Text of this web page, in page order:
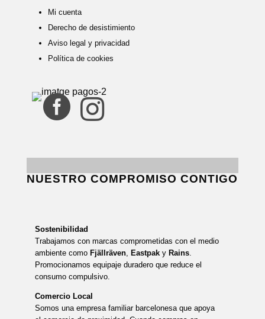
Mi cuenta
Derecho de desistimiento
Aviso legal y privacidad
Política de cookies
 
NUESTRO COMPROMISO CONTIGO
Sostenibilidad
Trabajamos con marcas comprometidas con el medio
ambiente como Fjällräven, Eastpak y Rains.
Promocionamos equipaje duradero que reduce el
consumo compulsivo.
Comercio Local
Somos una empresa familiar barcelonesa que apoya